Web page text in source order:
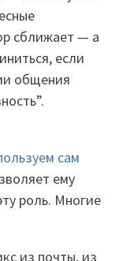
сближает — а
если
общения
сам
ему
роль. Многие
из почты, из